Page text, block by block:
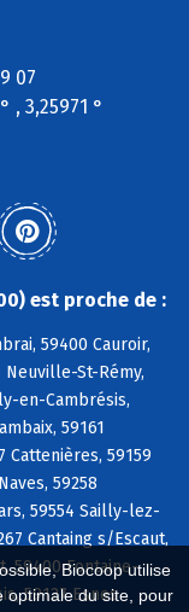
Biocoop utilise
optimale du site, pour
07
, 3,25971 °
est proche de :
59400 Cauroir,
Neuville-St-Rémy,
en-Cambrésis,
59161
Cattenières, 59159
59258
59554 Sailly-lez-
Cantaing s/Escaut,
59400 Fontaine-
59127 Esnes